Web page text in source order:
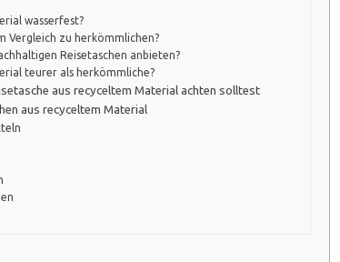
wasserfest?
Vergleich zu herkömmlichen?
Reisetaschen anbieten?
teurer als herkömmliche?
aus recyceltem Material achten solltest
aus recyceltem Material